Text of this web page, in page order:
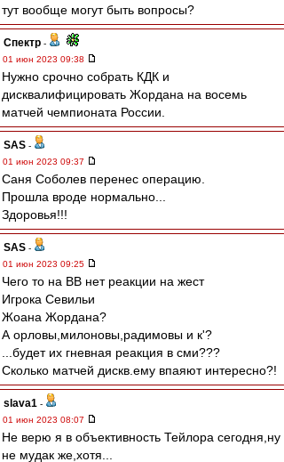
тут вообще могут быть вопросы?
Спектр -
01 июн 2023 09:38
Нужно срочно собрать КДК и
дисквалифицировать Жордана на восемь
матчей чемпионата России.
SAS -
01 июн 2023 09:37
Саня Соболев перенес операцию.
Прошла вроде нормально...
Здоровья!!!
SAS -
01 июн 2023 09:25
Чего то на ВВ нет реакции на жест
Игрока Севильи
Жоана Жордана?
А орловы,милоновы,радимовы и к'?
...будет их гневная реакция в сми???
Сколько матчей дискв.ему впаяют интересно?!
slava1 -
01 июн 2023 08:07
Не верю я в объективность Тейлора сегодня,ну
не мудак же,хотя...